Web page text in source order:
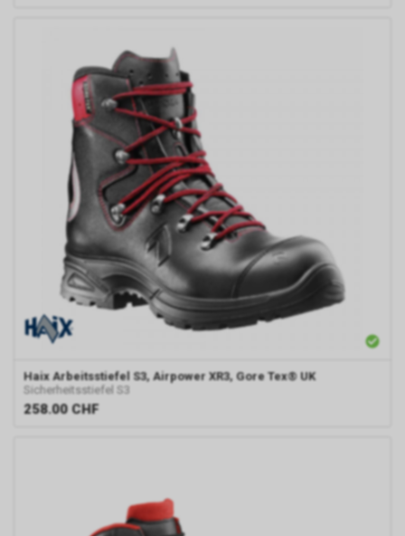
Haix Arbeitsstiefel S3, Airpower XR3, Gore Tex® UK
Sicherheitsstiefel S3
258.00 CHF